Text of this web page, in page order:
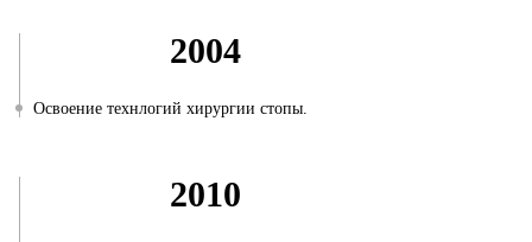
2004
Освоение технлогий хирургии стопы.
2010